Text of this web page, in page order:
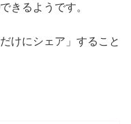
できるようです。
けにシェア」すること